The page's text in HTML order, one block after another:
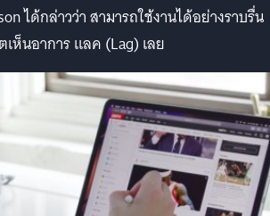
ได้กล่าวว่า สามารถใช้งานได้อย่างราบรื่น
เห็นอาการ แลค (Lag) เลย